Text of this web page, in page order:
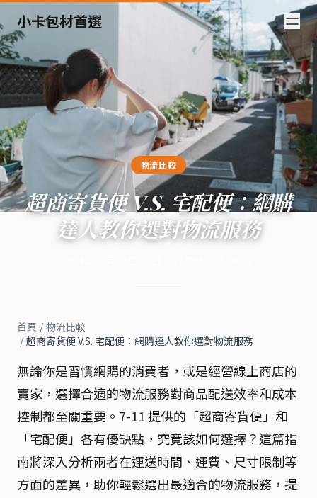
小卡包材首選
物流比較
超商寄貨便 V.S. 宅配便：網購
達人教你選對物流服務
首頁 / 物流比較
/ 超商寄貨便 V.S. 宅配便：網購達人教你選對物流服務
無論你是習慣網購的消費者，或是經營線上商店的
賣家，選擇合適的物流服務對商品配送效率和成本
控制都至關重要。7-11 提供的「超商寄貨便」和
「宅配便」各有優缺點，究竟該如何選擇？這篇指
南將深入分析兩者在運送時間、運費、尺寸限制等
方面的差異，助你輕鬆選出最適合的物流服務，提